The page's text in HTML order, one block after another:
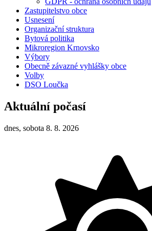
Zastupitelstvo obce
Usnesení
Organizační struktura
Bytová politika
Mikroregion Krnovsko
Výbory
Obecně závazné vyhlášky obce
Volby
DSO Loučka
Aktuální počasí
dnes, sobota 8. 8. 2026